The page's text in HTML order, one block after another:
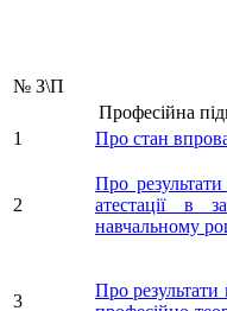
№ З\П
Професійна
1
Про стан
2
Про
атестації в
навчальному
3
Про